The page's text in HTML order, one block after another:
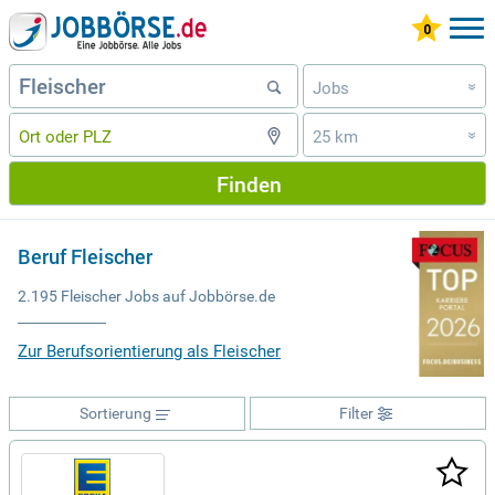
Jobs »
25 km »
Finden
Beruf Fleischer
2.195 Fleischer Jobs auf Jobbörse.de
Zur Berufsorientierung als Fleischer
Filter
Sortierung